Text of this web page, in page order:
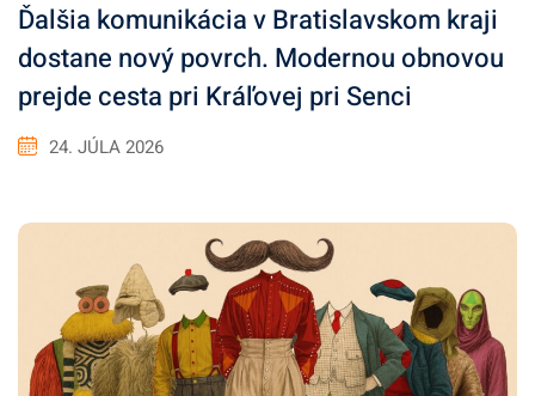
Ďalšia komunikácia v Bratislavskom kraji
dostane nový povrch. Modernou obnovou
prejde cesta pri Kráľovej pri Senci
24. JÚLA 2026